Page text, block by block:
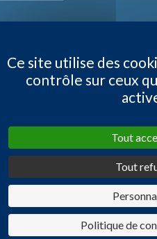
16h30 l'après-midi
Mentions légales–
Ce site utilise des
contrôle sur ceux
Tout
Tout
Politique de